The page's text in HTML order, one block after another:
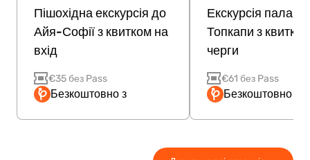
Пішохідна екскурсія до
Айя-Софії з квитком на
вхід
€35 без Pass
Безкоштовно з
Екскурсія
Топкапи з
черги
€61 без Pass
Безкоштовно з